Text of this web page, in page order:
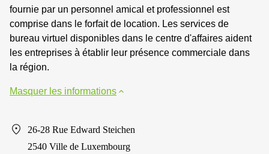
fournie par un personnel amical et professionnel est
comprise dans le forfait de location. Les services de
bureau virtuel disponibles dans le centre d'affaires aident
les entreprises à établir leur présence commerciale dans
la région.
Masquer les informations
26-28 Rue Edward Steichen
2540 Ville de Luxembourg